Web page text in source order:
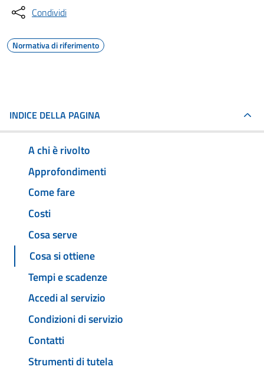
Condividi
Normativa di riferimento
INDICE DELLA PAGINA
A chi è rivolto
Approfondimenti
Come fare
Costi
Cosa serve
Cosa si ottiene
Tempi e scadenze
Accedi al servizio
Condizioni di servizio
Contatti
Strumenti di tutela